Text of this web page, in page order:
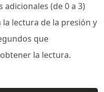
(de 0 a 3)
lectura de la presión y
que
la lectura.